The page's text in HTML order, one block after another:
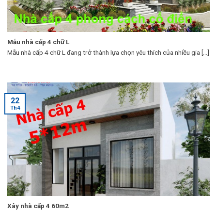
Mẫu nhà cấp 4 chữ L
Mẫu nhà cấp 4 chữ L đang trở thành lựa chọn yêu thích của nhiều gia [...]
Xây nhà cấp 4 60m2
22
Th4